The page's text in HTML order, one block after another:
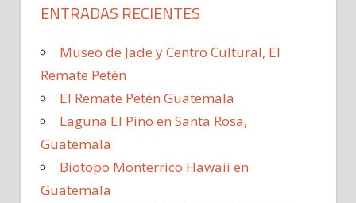
ENTRADAS RECIENTES
Museo de Jade y Centro Cultural, El
Remate Petén
El Remate Petén Guatemala
Laguna El Pino en Santa Rosa,
Guatemala
Biotopo Monterrico Hawaii en
Guatemala